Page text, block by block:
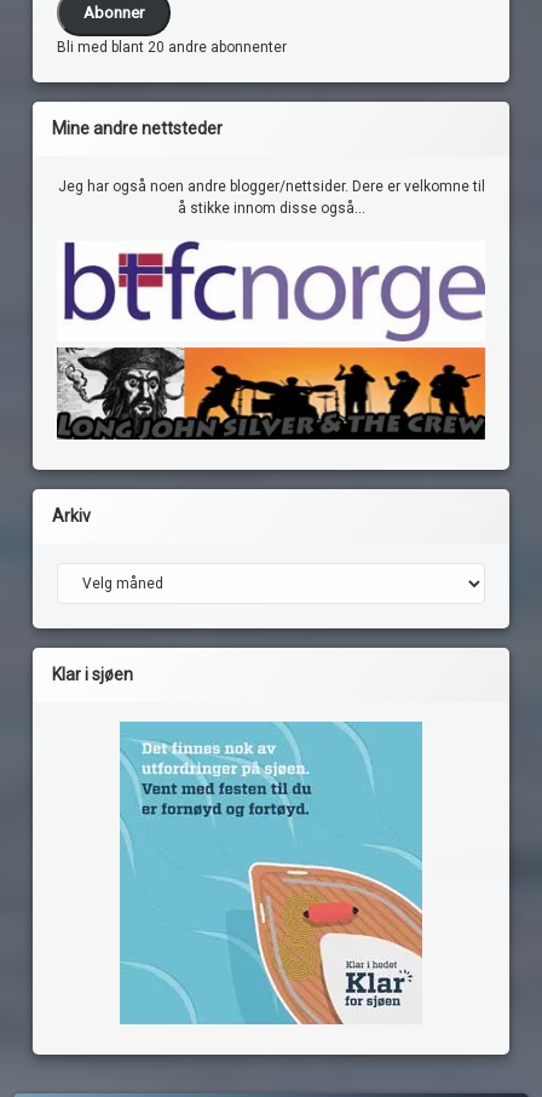
Abonner
Bli med blant 20 andre abonnenter
Mine andre nettsteder
Jeg har også noen andre blogger/nettsider. Dere er velkomne til
å stikke innom disse også...
Arkiv
Klar i sjøen